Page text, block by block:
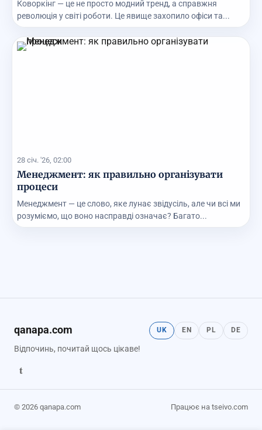
Коворкінг — це не просто модний тренд, а справжня
революція у світі роботи. Це явище захопило офіси та...
28 січ. '26, 02:00
Менеджмент: як правильно організувати
процеси
Менеджмент — це слово, яке лунає звідусіль, але чи всі ми
розуміємо, що воно насправді означає? Багато...
qanapa.com
Відпочинь, почитай щось цікаве!
t
UK EN PL DE
© 2026 qanapa.com Працює на tseivo.com